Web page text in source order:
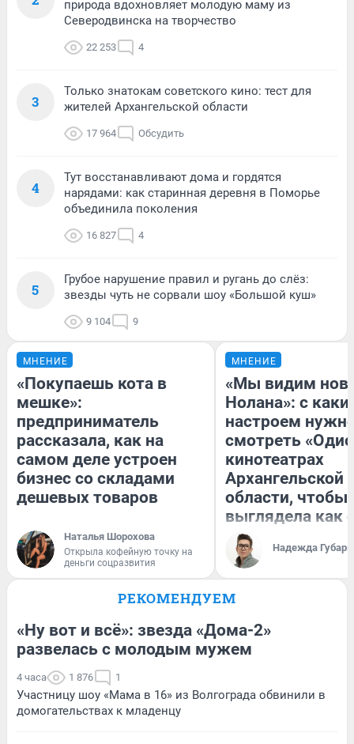
природа вдохновляет молодую маму из
Северодвинска на творчество
22 253 4
3
Только знатокам советского кино: тест для
жителей Архангельской области
17 964 Обсудить
4
Тут восстанавливают дома и гордятся
нарядами: как старинная деревня в Поморье
объединила поколения
16 827 4
5
Грубое нарушение правил и ругань до слёз:
звезды чуть не сорвали шоу «Большой куш»
9 104 9
МНЕНИЕ
«Покупаешь кота в
мешке»:
предприниматель
рассказала, как на
самом деле устроен
бизнес со складами
дешевых товаров
Наталья Шорохова
Открыла кофейную точку на
деньги соцразвития
МНЕНИЕ
«Мы видим
Нолана»: с
настроем
смотреть
кинотеатрах
Архангельской
области, чтобы
выглядела как
Надежда Губарь
РЕКОМЕНДУЕМ
«Ну вот и всё»: звезда «Дома-2»
развелась с молодым мужем
4 часа 1 876 1
Участницу шоу «Мама в 16» из Волгограда обвинили в
домогательствах к младенцу